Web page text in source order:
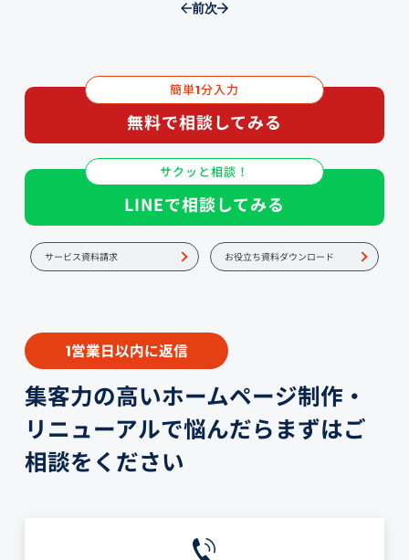
前次
簡単1分入力
無料で相談してみる
サクッと相談！
LINEで相談してみる
サービス資料請求 お役立ち資料ダウンロード
1営業日以内に返信
集客力の高いホームページ制作・
リニューアルで悩んだらまずはご
相談をください